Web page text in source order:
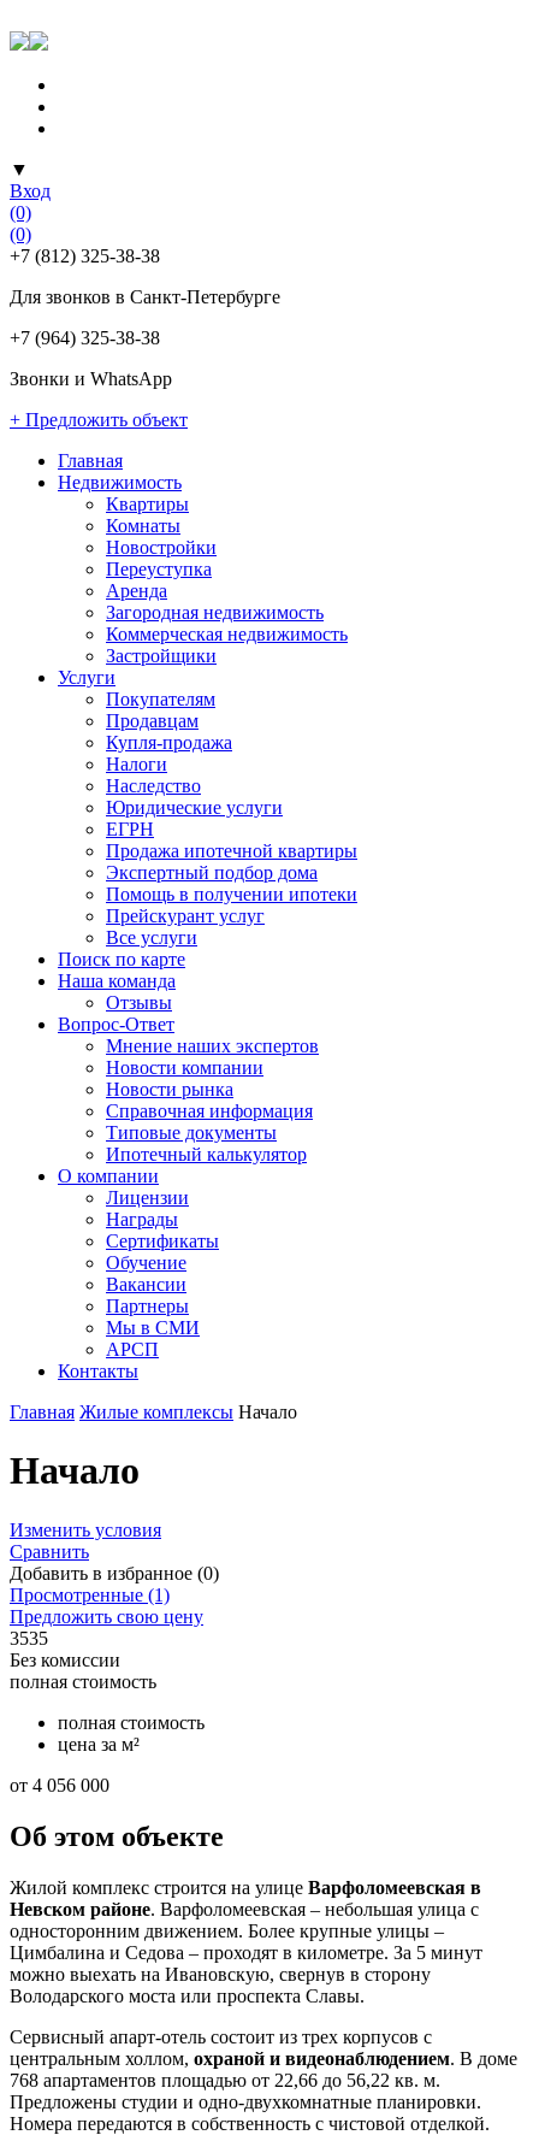
▼
Вход
(0)
(0)
+7 (812) 325-38-38
Для звонков в Санкт-Петербурге
+7 (964) 325-38-38
Звонки и WhatsApp
+ Предложить объект
Главная
Недвижимость
Квартиры
Комнаты
Новостройки
Переуступка
Аренда
Загородная недвижимость
Коммерческая недвижимость
Застройщики
Услуги
Покупателям
Продавцам
Купля-продажа
Налоги
Наследство
Юридические услуги
ЕГРН
Продажа ипотечной квартиры
Экспертный подбор дома
Помощь в получении ипотеки
Прейскурант услуг
Все услуги
Поиск по карте
Наша команда
Отзывы
Вопрос-Ответ
Мнение наших экспертов
Новости компании
Новости рынка
Справочная информация
Типовые документы
Ипотечный калькулятор
О компании
Лицензии
Награды
Сертификаты
Обучение
Вакансии
Партнеры
Мы в СМИ
АРСП
Контакты
Главная Жилые комплексы Начало
Начало
Изменить условия
Сравнить
Добавить в избранное (0)
Просмотренные (1)
Предложить свою цену
3535
Без комиссии
полная стоимость
полная стоимость
цена за м²
от 4 056 000
Об этом объекте
Жилой комплекс строится на улице Варфоломеевская в
Невском районе. Варфоломеевская – небольшая улица с
односторонним движением. Более крупные улицы –
Цимбалина и Седова – проходят в километре. За 5 минут
можно выехать на Ивановскую, свернув в сторону
Володарского моста или проспекта Славы.
Сервисный апарт-отель состоит из трех корпусов с
центральным холлом, охраной и видеонаблюдением. В доме
768 апартаментов площадью от 22,66 до 56,22 кв. м.
Предложены студии и одно-двухкомнатные планировки.
Номера передаются в собственность с чистовой отделкой.